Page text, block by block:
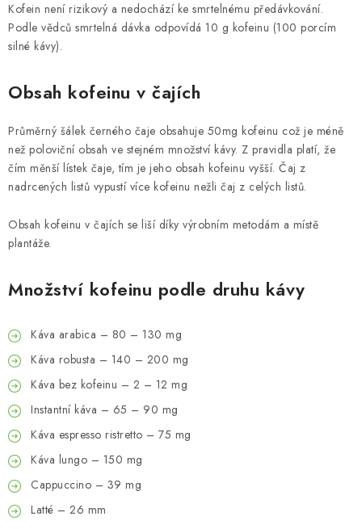
Kofein není rizikový a nedochází ke smrtelnému předávkování.
Podle vědců smrtelná dávka odpovídá 10 g kofeinu (100 porcím
silné kávy).
Obsah kofeinu v čajích
Průměrný šálek černého čaje obsahuje 50mg kofeinu což je méně
než poloviční obsah ve stejném množství kávy. Z pravidla platí, že
čím měnší lístek čaje, tím je jeho obsah kofeinu vyšší. Čaj z
nadrcených listů vypustí více kofeinu nežli čaj z celých listů.
Obsah kofeinu v čajích se liší díky výrobním metodám a místě
plantáže.
Množství kofeinu podle druhu kávy
Káva arabica – 80 – 130 mg
Káva robusta – 140 – 200 mg
Káva bez kofeinu – 2 – 12 mg
Instantní káva – 65 – 90 mg
Káva espresso ristretto – 75 mg
Káva lungo – 150 mg
Cappuccino – 39 mg
Latté – 26 mm